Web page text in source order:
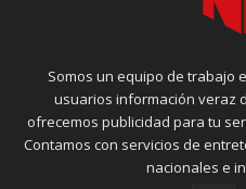
Somos un equipo de trabajo
usuarios información veraz
ofrecemos publicidad para tu
Contamos con servicios de
nacionales e